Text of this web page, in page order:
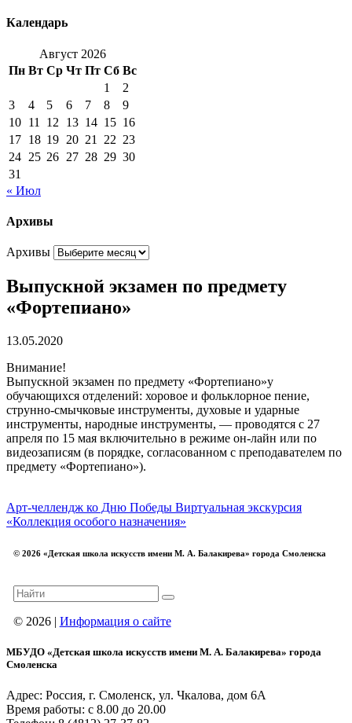
Календарь
Август 2026
Пн Вт Ср Чт Пт Сб Вс
1
2
3
4 5 6 7 8
9
10 11 12 13 14 15 16
17 18 19 20 21 22 23
24 25 26 27 28 29 30
31
« Июл
Архивы
Архивы
Выпускной экзамен по предмету
«Фортепиано»
13.05.2020
Внимание!
Выпускной экзамен по предмету «Фортепиано»у
обучающихся отделений: хоровое и фольклорное пение,
струнно-смычковые инструменты, духовые и ударные
инструменты, народные инструменты, — проводятся с 27
апреля по 15 мая включительно в режиме он-лайн или по
видеозаписям (в порядке, согласованном с преподавателем по
предмету «Фортепиано»).
Арт-челлендж ко Дню Победы Виртуальная экскурсия
«Коллекция особого назначения»
© 2026 «Детская школа искусств имени М. А. Балакирева» города Смоленска
© 2026 | Информация о сайте
МБУДО «Детская школа искусств имени М. А. Балакирева» города
Смоленска
Адрес: Россия, г. Смоленск, ул. Чкалова, дом 6А
Время работы: с 8.00 до 20.00